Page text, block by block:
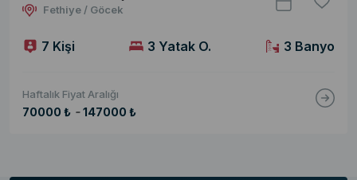
Fethiye / Göcek
7 Kişi 3 Yatak O. 3 Banyo
Haftalık Fiyat Aralığı
70000 ₺ - 147000 ₺